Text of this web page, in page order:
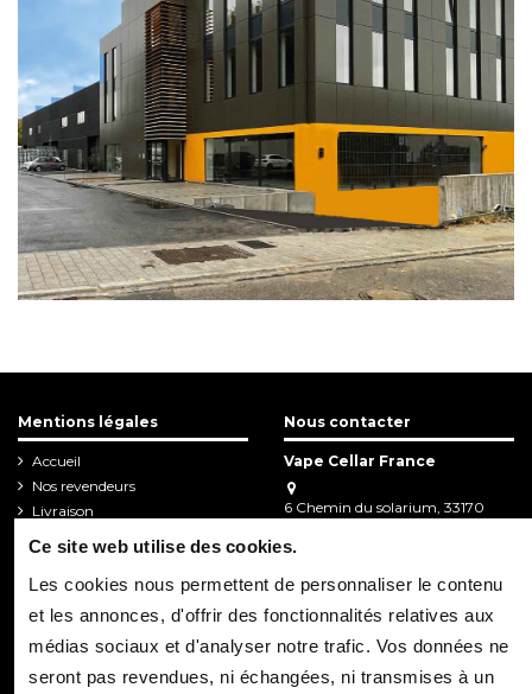
Mentions légales
Accueil
Nos revendeurs
Livraison
Nous contacter
Vape Cellar France
6 Chemin du solarium, 33170
contact.pro@vapecellar.fr
Newsletter
Ce site web utilise des cookies.
Les cookies nous permettent de personnaliser le contenu
et les annonces, d'offrir des fonctionnalités relatives aux
médias sociaux et d'analyser notre trafic. Vos données ne
seront pas revendues, ni échangées, ni transmises à un